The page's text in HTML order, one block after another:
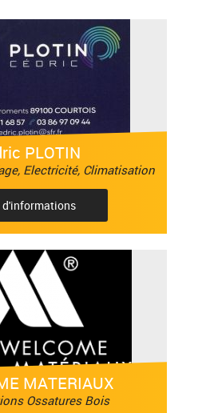
PLOTIN
Electricité, Climatisation
d'informations
MATERIAUX
Ossatures Bois